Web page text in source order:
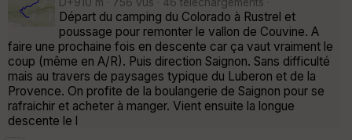
Départ du camping du Colorado à Rustrel et
poussage pour remonter le vallon de Couvine. A
faire une prochaine fois en descente car ça vaut vraiment le
coup (même en A/R). Puis direction Saignon. Sans difficulté
mais au travers de paysages typique du Luberon et de la
Provence. On profite de la boulangerie de Saignon pour se
rafraichir et acheter à manger. Vient ensuite la longue
descente le l